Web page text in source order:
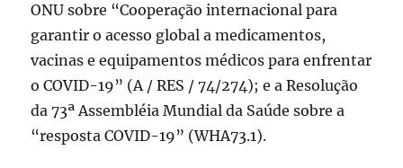
ONU sobre “Cooperação internacional para
garantir o acesso global a medicamentos,
vacinas e equipamentos médicos para enfrentar
o COVID-19” (A / RES / 74/274); e a Resolução
da 73ª Assembléia Mundial da Saúde sobre a
“resposta COVID-19” (WHA73.1).